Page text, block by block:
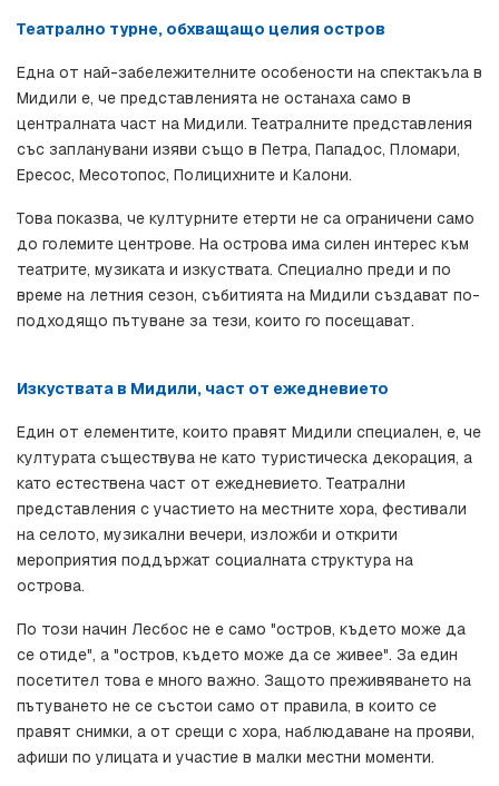
Театрално турне, обхващащо целия остров
Една от най-забележителните особености на спектакъла в
Мидили е, че представленията не останаха само в
централната част на Мидили. Театралните представления
със запланувани изяви също в Петра, Пападос, Пломари,
Ересос, Месотопос, Полицихните и Калони.
Това показва, че културните етерти не са ограничени само
до големите центрове. На острова има силен интерес към
театрите, музиката и изкуствата. Специално преди и по
време на летния сезон, събитията на Мидили създават по-
подходящо пътуване за тези, които го посещават.
Изкуствата в Мидили, част от ежедневието
Един от елементите, които правят Мидили специален, е, че
културата съществува не като туристическа декорация, а
като естествена част от ежедневието. Театрални
представления с участието на местните хора, фестивали
на селото, музикални вечери, изложби и открити
мероприятия поддържат социалната структура на
острова.
По този начин Лесбос не е само "остров, където може да
се отиде", а "остров, където може да се живее". За един
посетител това е много важно. Защото преживяването на
пътуването не се състои само от правила, в които се
правят снимки, а от срещи с хора, наблюдаване на прояви,
афиши по улицата и участие в малки местни моменти.